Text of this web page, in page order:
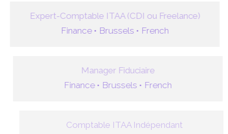
Expert-Comptable ITAA (CDI ou Freelance)
Finance • Brussels • French
Manager Fiduciaire
Finance • Brussels • French
Comptable ITAA Indépendant